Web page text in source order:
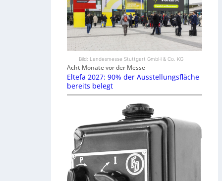
Bild: Landesmesse Stuttgart GmbH & Co. KG
Acht Monate vor der Messe
Eltefa 2027: 90% der Ausstellungsfläche
bereits belegt